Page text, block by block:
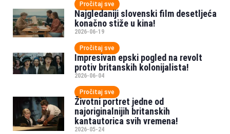
Pročitaj sve
Najgledaniji slovenski film desetljeća
konačno stiže u kina!
2026-06-19
Pročitaj sve
Impresivan epski pogled na revolt
protiv britanskih kolonijalista!
2026-06-04
Pročitaj sve
Životni portret jedne od
najoriginalnijih britanskih
kantautorica svih vremena!
2026-05-24